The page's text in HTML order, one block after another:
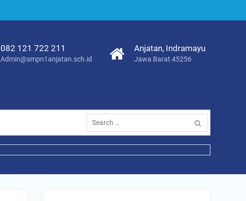
082 121 722 211
Admin@smpn1anjatan.sch.id
Anjatan, Indramayu
Jawa Barat 45256
Search
for: